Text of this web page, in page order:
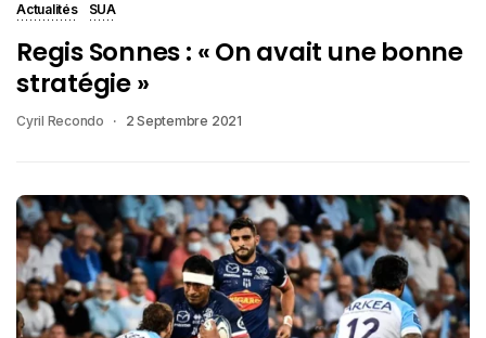
Actualités SUA
Regis Sonnes : « On avait une bonne
stratégie »
Cyril Recondo 2 Septembre 2021